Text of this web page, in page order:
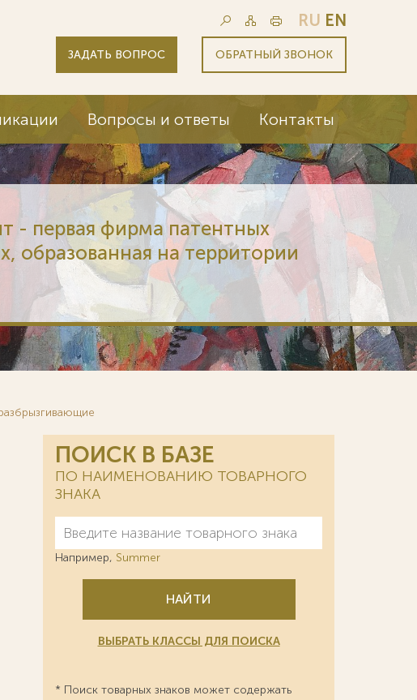
RU EN
ЗАДАТЬ ВОПРОС ОБРАТНЫЙ ЗВОНОК
Вопросы и ответы Контакты
- первая фирма патентных
образованная на территории
ПОИСК В БАЗЕ
ПО НАИМЕНОВАНИЮ ТОВАРНОГО
ЗНАКА
Например, Summer
НАЙТИ
ВЫБРАТЬ КЛАССЫ ДЛЯ ПОИСКА
* Поиск товарных знаков может содержать